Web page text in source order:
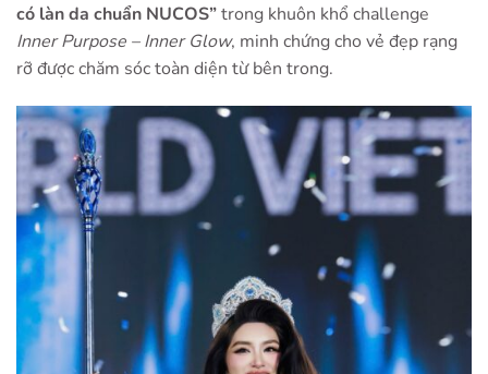
có làn da chuẩn NUCOS”trong khuôn khổ challenge
Inner Purpose – Inner Glow, minh chứng cho vẻ đẹp rạng
rỡ được chăm sóc toàn diện từ bên trong.